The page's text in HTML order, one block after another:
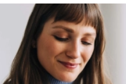
Anmäl dig till vårt nyhetsbrev för
första gången och spara 200 kr!
Missa aldrig ett erbjudande igen.